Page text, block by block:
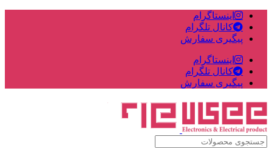
اینستاگرام
کانال تلگرام
پیگیری سفارش
اینستاگرام
کانال تلگرام
پیگیری سفارش